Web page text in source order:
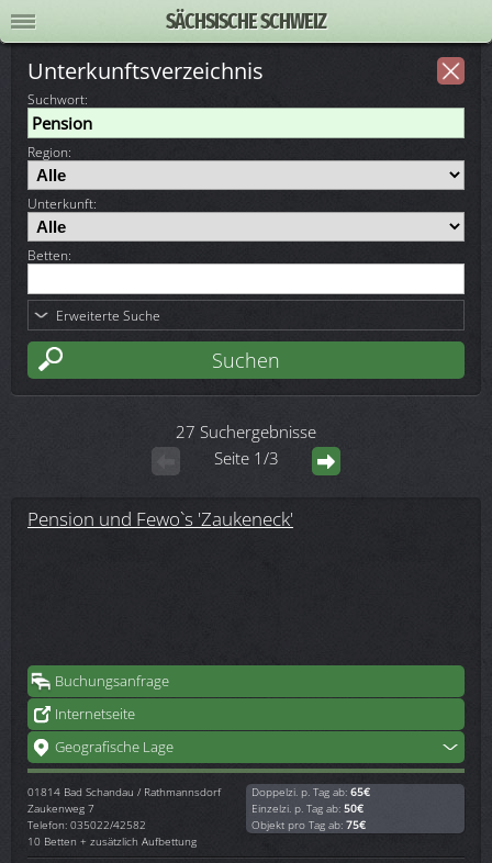
SÄCHSISCHE SCHWEIZ
Unterkunftsverzeichnis
Suchwort:
Region:
Unterkunft:
Betten:
Erweiterte Suche
27 Suchergebnisse
Seite 1/3
Pension und Fewo`s 'Zaukeneck'
Buchungsanfrage
Internetseite
Geografische Lage
01814 Bad Schandau / Rathmannsdorf
Zaukenweg 7
Telefon: 035022/42582
10 Betten + zusätzlich Aufbettung
Doppelzi. p. Tag ab: 65€
Einzelzi. p. Tag ab: 50€
Objekt pro Tag ab: 75€